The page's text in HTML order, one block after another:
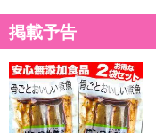
掲載予告